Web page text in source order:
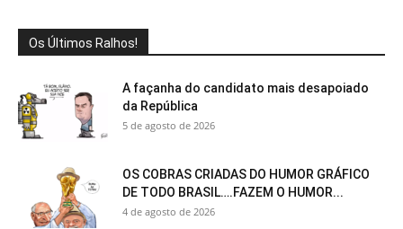
Os Últimos Ralhos!
A façanha do candidato mais desapoiado
da República
5 de agosto de 2026
OS COBRAS CRIADAS DO HUMOR GRÁFICO
DE TODO BRASIL….FAZEM O HUMOR...
4 de agosto de 2026